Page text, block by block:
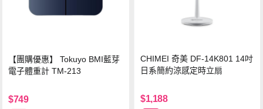
【團購優惠】 Tokuyo BMI藍芽
電子體重計 TM-213
$749
CHIMEI 奇美 DF-14K801 14吋
日系簡約涼感定時立扇
$1,188